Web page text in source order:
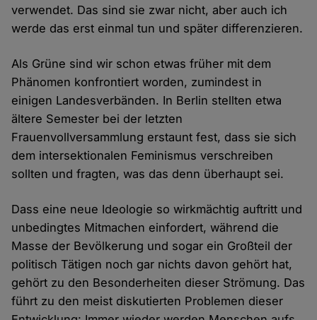
verwendet. Das sind sie zwar nicht, aber auch ich
werde das erst einmal tun und später differenzieren.
Als Grüne sind wir schon etwas früher mit dem
Phänomen konfrontiert worden, zumindest in
einigen Landesverbänden. In Berlin stellten etwa
ältere Semester bei der letzten
Frauenvollversammlung erstaunt fest, dass sie sich
dem intersektionalen Feminismus verschreiben
sollten und fragten, was das denn überhaupt sei.
Dass eine neue Ideologie so wirkmächtig auftritt und
unbedingtes Mitmachen einfordert, während die
Masse der Bevölkerung und sogar ein Großteil der
politisch Tätigen noch gar nichts davon gehört hat,
gehört zu den Besonderheiten dieser Strömung. Das
führt zu den meist diskutierten Problemen dieser